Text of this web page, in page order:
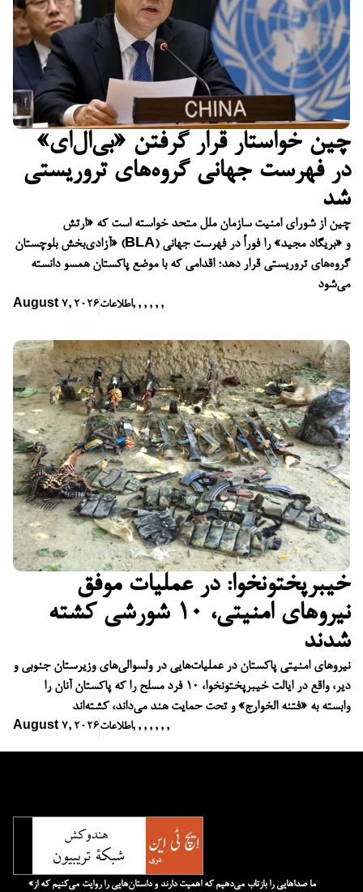
چین خواستار قرار گرفتن «بی‌ال‌ای»
در فهرست جهانی گروه‌های تروریستی
شد
چین از شورای امنیت سازمان ملل متحد خواسته است که «ارتش
آزادی‌بخش بلوچستان» (BLA) و «بریگاد مجید» را فوراً در فهرست جهانی
گروه‌های تروریستی قرار دهد؛ اقدامی که با موضع پاکستان همسو دانسته
می‌شود
August 7, 2026اطلاعات, , , , , ,
خیبرپختونخوا: در عملیات موفق
نیروهای امنیتی، ۱۰ شورشی کشته
شدند
نیروهای امنیتی پاکستان در عملیات‌هایی در ولسوالی‌های وزیرستان جنوبی و
دیر، واقع در ایالت خیبرپختونخوا، ۱۰ فرد مسلح را که پاکستان آنان را
وابسته به «فتنه الخوارج» و تحت حمایت هند می‌داند، کشته‌اند
August 7, 2026اطلاعات, , , , , , ,
«ما صداهایی را بازتاب می‌دهیم که اهمیت دارند و داستان‌هایی را روایت می‌کنیم که از